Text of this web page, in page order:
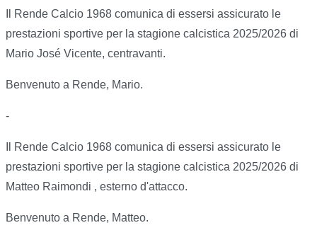
Il Rende Calcio 1968 comunica di essersi assicurato le
prestazioni sportive per la stagione calcistica 2025/2026 di
Mario José Vicente, centravanti.
Benvenuto a Rende, Mario.
-
Il Rende Calcio 1968 comunica di essersi assicurato le
prestazioni sportive per la stagione calcistica 2025/2026 di
Matteo Raimondi , esterno d'attacco.
Benvenuto a Rende, Matteo.